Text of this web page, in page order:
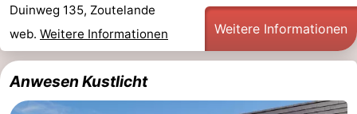
Duinweg 135, Zoutelande
web. Weitere Informationen Weitere Informationen
Anwesen Kustlicht